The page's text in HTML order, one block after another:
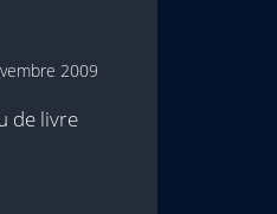
2009
de livre